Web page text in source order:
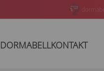
In über 200
DORMABELLKONTAKT